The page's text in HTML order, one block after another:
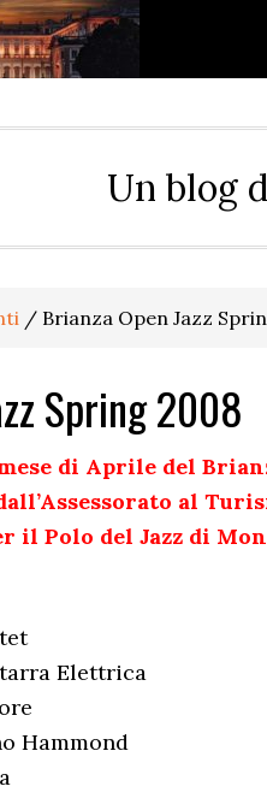
Un blog
/ Brianza Open Jazz
Spring 2008
di Aprile del
al
il Polo del Jazz di
Elettrica
Hammond